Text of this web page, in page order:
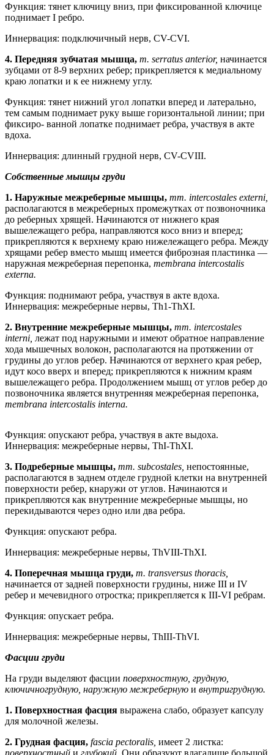
Функция: тянет ключицу вниз, при фиксированной ключице
поднимает I ребро.
Иннервация: подключичный нерв, CV-CVI.
4. Передняя зубчатая мышца, m. serratus anterior, начинается
зубцами от 8-9 верхних ребер; прикрепляется к медиальному
краю лопатки и к ее нижнему углу.
Функция: тянет нижний угол лопатки вперед и латерально,
тем самым поднимает руку выше горизонтальной линии; при
фиксиро- ванной лопатке поднимает ребра, участвуя в акте
вдоха.
Иннервация: длинный грудной нерв, CV-CVIII.
Собственные мышцы груди
1. Наружные межреберные мышцы, mm. intercostales externi,
располагаются в межреберных промежутках от позвоночника
до реберных хрящей. Начинаются от нижнего края
вышележащего ребра, направляются косо вниз и вперед;
прикрепляются к верхнему краю нижележащего ребра. Между
хрящами ребер вместо мышц имеется фиброзная пластинка —
наружная межреберная перепонка, membrana intercostalis
externa.
Функция: поднимают ребра, участвуя в акте вдоха.
Иннервация: межреберные нервы, Th1-ThXI.
2. Внутренние межреберные мышцы, mm. intercostales
interni, лежат под наружными и имеют обратное направление
хода мышечных волокон, располагаются на протяжении от
грудины до углов ребер. Начинаются от верхнего края ребер,
идут косо вверх и вперед; прикрепляются к нижним краям
вышележащего ребра. Продолжением мышц от углов ребер до
позвоночника является внутренняя межреберная перепонка,
membrana intercostalis interna.
Функция: опускают ребра, участвуя в акте выдоха.
Иннервация: межреберные нервы, ThI-ThXI.
3. Подреберные мышцы, mm. subcostales, непостоянные,
располагаются в заднем отделе грудной клетки на внутренней
поверхности ребер, кнаружи от углов. Начинаются и
прикрепляются как внутренние межреберные мышцы, но
перекидываются через одно или два ребра.
Функция: опускают ребра.
Иннервация: межреберные нервы, ThVIII-ThXI.
4. Поперечная мышца груди, m. transversus thoracis,
начинается от задней поверхности грудины, ниже III и IV
ребер и мечевидного отростка; прикрепляется к III-VI ребрам.
Функция: опускает ребра.
Иннервация: межреберные нервы, ThIII-ThVI.
Фасции груди
На груди выделяют фасции поверхностную, грудную,
ключичногрудную, наружную межреберную и внутригрудную.
1. Поверхностная фасция выражена слабо, образует капсулу
для молочной железы.
2. Грудная фасция, fascia pectoralis, имеет 2 листка:
поверхностный и глубокий. Они образуют влагалище большой